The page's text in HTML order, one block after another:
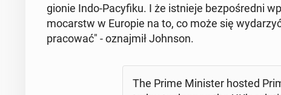
gio­nie Indo-Pa­cy­fi­ku. I że ist­nie­je bez­po­śred­ni
mo­carstw w Europie na to, co może się
pra­co­wać" - oznaj­mił Johnson.
The Prime Mi­ni­ster hosted